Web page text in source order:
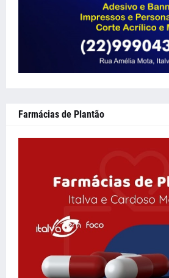
Farmácias de Plantão